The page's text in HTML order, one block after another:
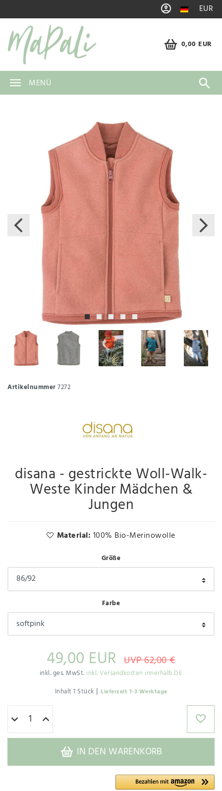
EUR
0,00 EUR
MENÜ
Artikelnummer7272
disana - gestrickte Woll-Walk-
Weste Kinder Mädchen &
Jungen
Material: 100% Bio-Merinowolle
Größe
Farbe
49,00 EUR UVP 62,00 €
inkl. ges. MwSt. inkl. Versandkosten innerhalb DE
Inhalt1 Stück | Lieferzeit 1-3 Werktage
IN DEN WARENKORB